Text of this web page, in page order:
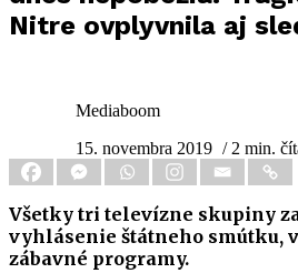
Nitre ovplyvnila aj
Mediaboom
15. novembra 2019 / 2 min.
Všetky tri televízne skupiny
vyhlásenie štátneho smútku,
zábavné programy.